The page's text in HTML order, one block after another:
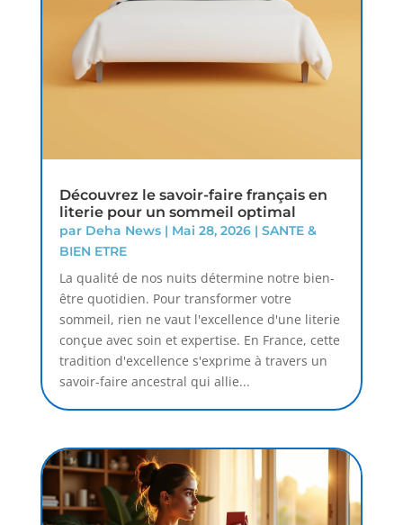
Découvrez le savoir-faire français en
literie pour un sommeil optimal
par Deha News| Mai 28, 2026| SANTE &
BIEN ETRE
La qualité de nos nuits détermine notre bien-
être quotidien. Pour transformer votre
sommeil, rien ne vaut l'excellence d'une literie
conçue avec soin et expertise. En France, cette
tradition d'excellence s'exprime à travers un
savoir-faire ancestral qui allie...